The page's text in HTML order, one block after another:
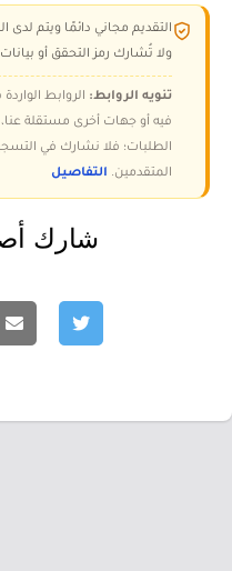
التقديم مجاني دائمًا ويتم لدى
ولا تُشارك رمز التحقق أو
تنويه الروابط: الروابط
فيه أو جهات أخرى مستقلة
الطلبات؛ فلا نشارك في
المتقدمين. التفاصيل
شارك